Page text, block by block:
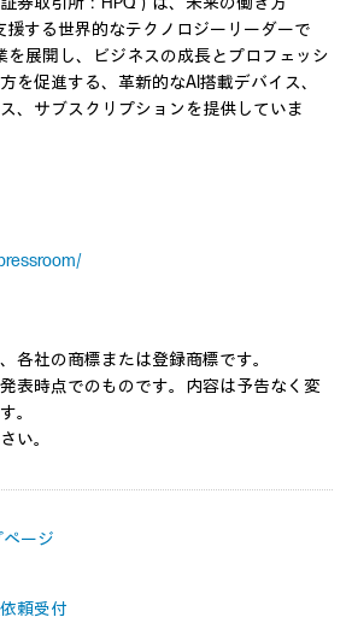
援する世界的なテクノロジーリーダーで
を展開し、ビジネスの成長とプロフェッシ
を促進する、革新的なAI搭載デバイス、
、サブスクリプションを提供していま
各社の商標または登録商標です。
表時点でのものです。内容は予告なく変
。
い。
ージ
頼受付